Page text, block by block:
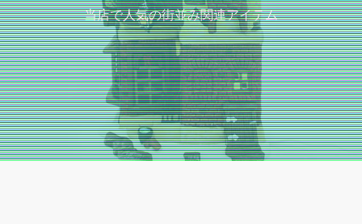
当店で人気の街並み関連アイテム